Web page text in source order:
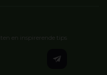
en inspirerende tips